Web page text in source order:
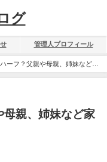
グ
管理人プロフィール
ーフ？父親や母親、姉妹など家
母親、姉妹など家